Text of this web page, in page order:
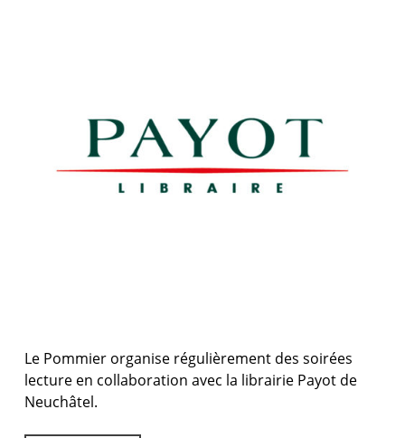
Le Pommier organise régulièrement des soirées
lecture en collaboration avec la librairie Payot de
Neuchâtel.